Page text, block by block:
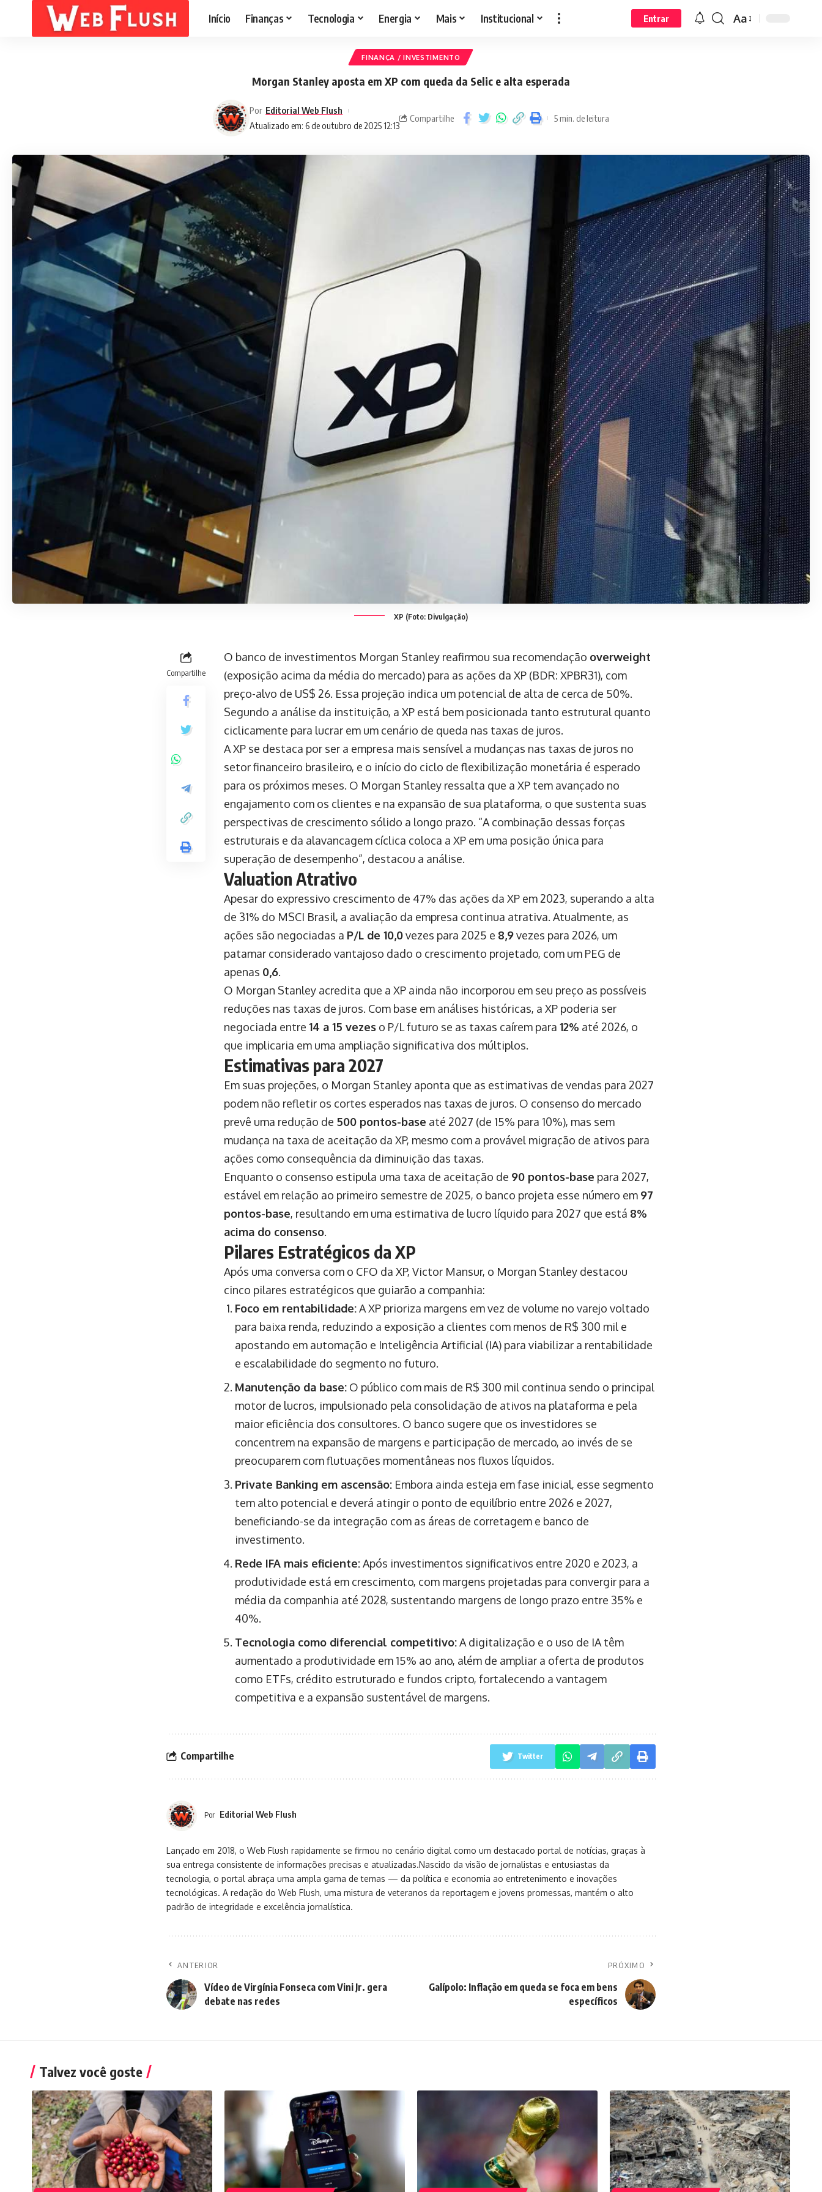
Início Finanças Tecnologia Energia Mais Institucional Entrar Aa
FINANÇA / INVESTIMENTO
Morgan Stanley aposta em XP com queda da Selic e alta esperada
Atualizado em: 6 de outubro de 2025 12:13
Por Editorial Web Flush
Compartilhe 5 min. de leitura
XP (Foto: Divulgação)
Compartilhe
O banco de investimentos Morgan Stanley reafirmou sua recomendação overweight
(exposição acima da média do mercado) para as ações da XP (BDR: XPBR31), com
preço-alvo de US$ 26. Essa projeção indica um potencial de alta de cerca de 50%.
Segundo a análise da instituição, a XP está bem posicionada tanto estrutural quanto
ciclicamente para lucrar em um cenário de queda nas taxas de juros.
A XP se destaca por ser a empresa mais sensível a mudanças nas taxas de juros no
setor financeiro brasileiro, e o início do ciclo de flexibilização monetária é esperado
para os próximos meses. O Morgan Stanley ressalta que a XP tem avançado no
engajamento com os clientes e na expansão de sua plataforma, o que sustenta suas
perspectivas de crescimento sólido a longo prazo. “A combinação dessas forças
estruturais e da alavancagem cíclica coloca a XP em uma posição única para
superação de desempenho”, destacou a análise.
Valuation Atrativo
Apesar do expressivo crescimento de 47% das ações da XP em 2023, superando a alta
de 31% do MSCI Brasil, a avaliação da empresa continua atrativa. Atualmente, as
ações são negociadas a P/L de 10,0vezes para 2025 e 8,9vezes para 2026, um
patamar considerado vantajoso dado o crescimento projetado, com um PEG de
apenas 0,6.
O Morgan Stanley acredita que a XP ainda não incorporou em seu preço as possíveis
reduções nas taxas de juros. Com base em análises históricas, a XP poderia ser
negociada entre 14 a 15 vezes o P/L futuro se as taxas caírem para 12% até 2026, o
que implicaria em uma ampliação significativa dos múltiplos.
Estimativas para 2027
Em suas projeções, o Morgan Stanley aponta que as estimativas de vendas para 2027
podem não refletir os cortes esperados nas taxas de juros. O consenso do mercado
prevê uma redução de 500 pontos-base até 2027 (de 15% para 10%), mas sem
mudança na taxa de aceitação da XP, mesmo com a provável migração de ativos para
ações como consequência da diminuição das taxas.
Enquanto o consenso estipula uma taxa de aceitação de 90 pontos-base para 2027,
estável em relação ao primeiro semestre de 2025, o banco projeta esse número em 97
pontos-base, resultando em uma estimativa de lucro líquido para 2027 que está 8%
acima do consenso.
Pilares Estratégicos da XP
Após uma conversa com o CFO da XP, Victor Mansur, o Morgan Stanley destacou
cinco pilares estratégicos que guiarão a companhia:
Foco em rentabilidade:A XP prioriza margens em vez de volume no varejo voltado
para baixa renda, reduzindo a exposição a clientes com menos de R$ 300 mil e
apostando em automação e Inteligência Artificial (IA) para viabilizar a rentabilidade
e escalabilidade do segmento no futuro.
Manutenção da base: O público com mais de R$ 300 mil continua sendo o principal
motor de lucros, impulsionado pela consolidação de ativos na plataforma e pela
maior eficiência dos consultores. O banco sugere que os investidores se
concentrem na expansão de margens e participação de mercado, ao invés de se
preocuparem com flutuações momentâneas nos fluxos líquidos.
Private Banking em ascensão: Embora ainda esteja em fase inicial, esse segmento
tem alto potencial e deverá atingir o ponto de equilíbrio entre 2026 e 2027,
beneficiando-se da integração com as áreas de corretagem e banco de
investimento.
Rede IFA mais eficiente:Após investimentos significativos entre 2020 e 2023, a
produtividade está em crescimento, com margens projetadas para convergir para a
média da companhia até 2028, sustentando margens de longo prazo entre 35% e
40%.
Tecnologia como diferencial competitivo:A digitalização e o uso de IA têm
aumentado a produtividade em 15% ao ano, além de ampliar a oferta de produtos
como ETFs, crédito estruturado e fundos cripto, fortalecendo a vantagem
competitiva e a expansão sustentável de margens.
Compartilhe Twitter
Por Editorial Web Flush
Lançado em 2018, o Web Flush rapidamente se firmou no cenário digital como um destacado portal de notícias, graças à
sua entrega consistente de informações precisas e atualizadas.Nascido da visão de jornalistas e entusiastas da
tecnologia, o portal abraça uma ampla gama de temas — da política e economia ao entretenimento e inovações
tecnológicas. A redação do Web Flush, uma mistura de veteranos da reportagem e jovens promessas, mantém o alto
padrão de integridade e excelência jornalística.
ANTERIOR
Vídeo de Virgínia Fonseca com Vini Jr. gera
debate nas redes
PRÓXIMO
Galípolo: Inflação em queda se foca em bens
específicos
Talvez você goste